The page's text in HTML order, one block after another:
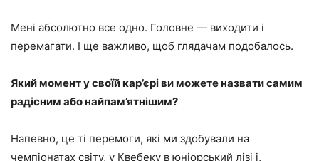
Мені абсолютно все одно. Головне — виходити і
перемагати. І ще важливо, щоб глядачам подобалось.
Який момент у своїй кар’єрі ви можете назвати самим
радісним або найпам’ятнішим?
Напевно, це ті перемоги, які ми здобували на
чемпіонатах світу, у Квебеку в юніорський лізі і,